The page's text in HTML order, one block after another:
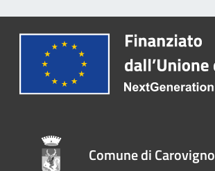
Comune di Carovigno